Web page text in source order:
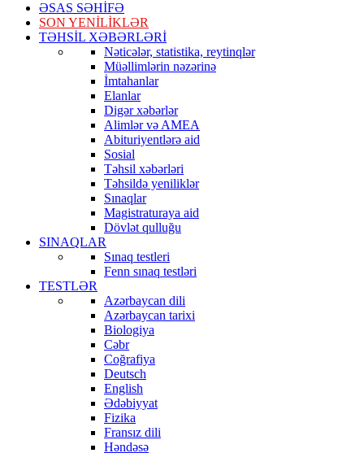
ƏSAS SƏHİFƏ
SON YENİLİKLƏR
TƏHSİL XƏBƏRLƏRİ
Nəticələr, statistika, reytinqlər
Müəllimlərin nəzərinə
İmtahanlar
Elanlar
Digər xəbərlər
Alimlər və AMEA
Abituriyentlərə aid
Sosial
Təhsil xəbərləri
Təhsildə yeniliklər
Sınaqlar
Magistraturaya aid
Dövlət qulluğu
SINAQLAR
Sınaq testleri
Fenn sınaq testləri
TESTLƏR
Azərbaycan dili
Azərbaycan tarixi
Biologiya
Cəbr
Coğrafiya
Deutsch
English
Ədəbiyyat
Fizika
Fransız dili
Həndəsə